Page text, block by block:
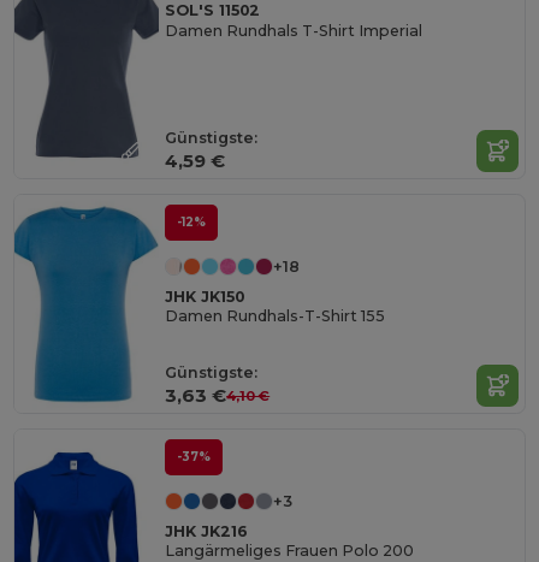
SOL'S 11502
Damen Rundhals T-Shirt Imperial
Günstigste:
4,59 €
-12%
+18
JHK JK150
Damen Rundhals-T-Shirt 155
Günstigste:
3,63 €4,10 €
-37%
+3
JHK JK216
Langärmeliges Frauen Polo 200